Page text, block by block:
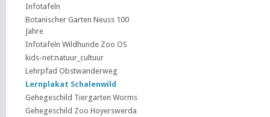
Infotafeln
Botanischer Garten Neuss 100
Jahre
Infotafeln Wildhunde Zoo OS
kids-net:natuur_cultuur
Lehrpfad Obstwanderweg
Lernplakat Schalenwild
Gehegeschild Tiergarten Worms
Gehegeschild Zoo Hoyerswerda